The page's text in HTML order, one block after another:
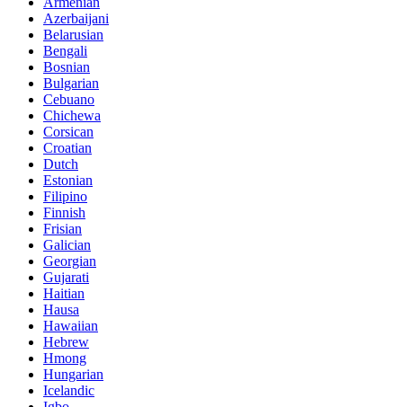
Azerbaijani
Belarusian
Bengali
Bosnian
Bulgarian
Cebuano
Chichewa
Corsican
Croatian
Dutch
Estonian
Filipino
Finnish
Frisian
Galician
Georgian
Gujarati
Haitian
Hausa
Hawaiian
Hebrew
Hmong
Hungarian
Icelandic